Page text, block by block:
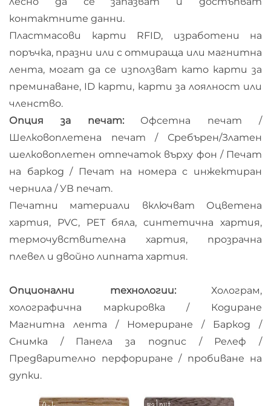
контактните данни.
Пластмасови карти RFID, изработени на
поръчка, празни или с отмираща или магнитна
лента, могат да се използват като карти за
преминаване, ID карти, карти за лоялност или
членство.
Опция за печат: Офсетна печат /
Шелковоплетена печат / Сребърен/Златен
шелковоплетен отпечаток върху фон / Печат
на баркод / Печат на номера с инжектиран
чернила / УВ печат.
Печатни материали включват Оцветена
хартия, PVC, PET бяла, синтетична хартия,
термочувствителна хартия, прозрачна
плевел и двойно липната хартия.
Опционални технологии: Холограм,
холографична маркировка / Кодиране
Магнитна лента / Номериране / Баркод /
Снимка / Панела за подпис / Релеф /
Предварително перфориране / пробиване на
дупки.